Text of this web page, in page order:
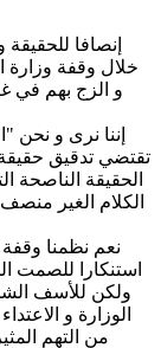
إنصافا
و الزج بهم في
تقتضي تدقيق
الحقيقة الناصحة
الكلام الغير
استنكارا للصمت
ولكن للأسف
الوزارة و
من التهم